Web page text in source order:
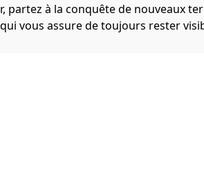
partez à la conquête de nouveaux
qui vous assure de toujours rester